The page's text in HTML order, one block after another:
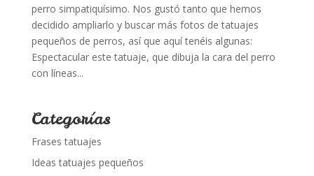
perro simpatiquísimo. Nos gustó tanto que hemos
decidido ampliarlo y buscar más fotos de tatuajes
pequeños de perros, así que aquí tenéis algunas:
Espectacular este tatuaje, que dibuja la cara del perro
con líneas...
Categorías
Frases tatuajes
Ideas tatuajes pequeños